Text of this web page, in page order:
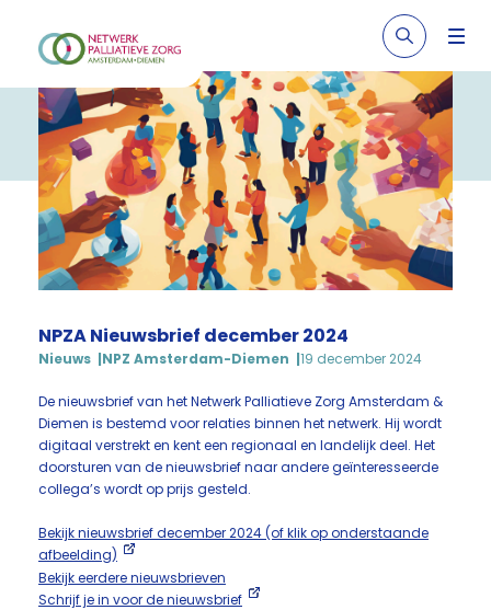
NPZA Nieuwsbrief december 2024
Nieuws NPZ Amsterdam-Diemen 19 december 2024
De nieuwsbrief van het Netwerk Palliatieve Zorg Amsterdam &
Diemen is bestemd voor relaties binnen het netwerk. Hij wordt
digitaal verstrekt en kent een regionaal en landelijk deel. Het
doorsturen van de nieuwsbrief naar andere geïnteresseerde
collega’s wordt op prijs gesteld.
Bekijk nieuwsbrief december 2024 (of klik op onderstaande
afbeelding)
Bekijk eerdere nieuwsbrieven
Schrijf je in voor de nieuwsbrief